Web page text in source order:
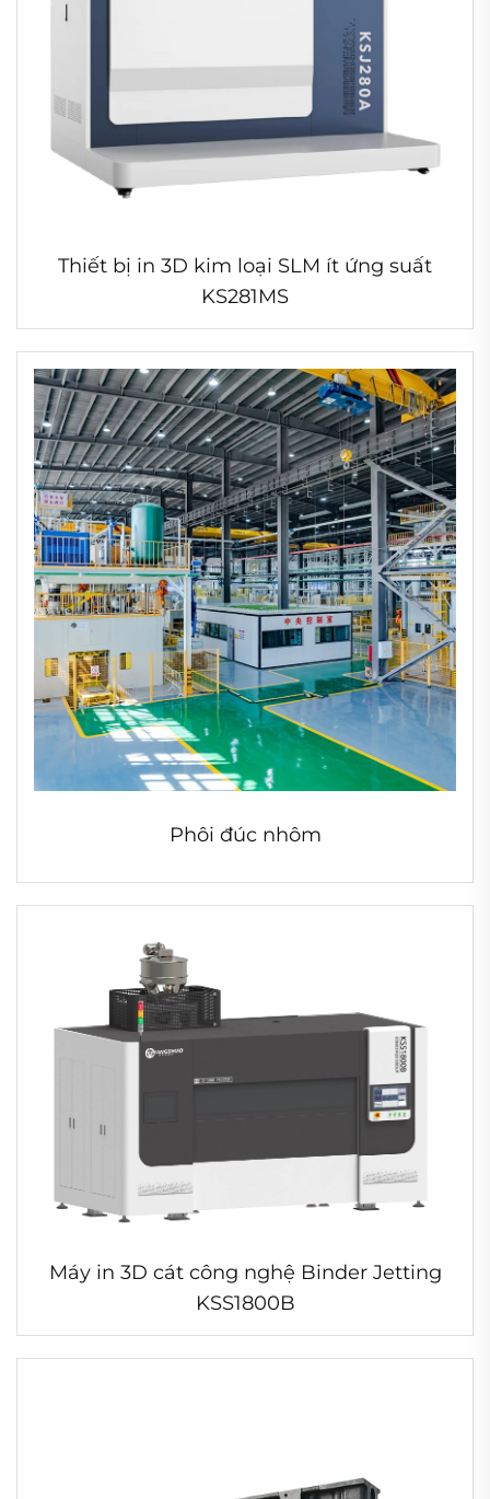
Thiết bị in 3D kim loại SLM ít ứng suất
KS281MS
Phôi đúc nhôm
Máy in 3D cát công nghệ Binder Jetting
KSS1800B